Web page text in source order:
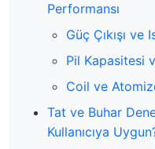
Performansı
Güç Çıkışı ve
Pil Kapasitesi
Coil ve
Tat ve Buhar
Kullanıcıya